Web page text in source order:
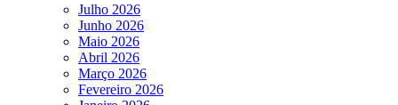
Julho 2026
Junho 2026
Maio 2026
Abril 2026
Março 2026
Fevereiro 2026